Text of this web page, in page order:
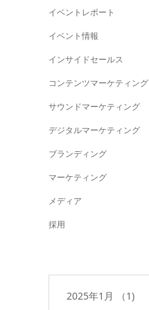
イベントレポート
イベント情報
インサイドセールス
コンテンツマーケティング
サウンドマーケティング
デジタルマーケティング
ブランディング
マーケティング
メディア
採用
2025年1月 （1)